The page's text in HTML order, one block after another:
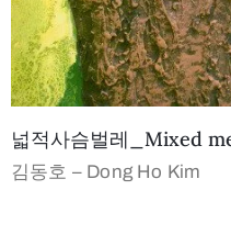
넓적사슴벌레_Mixed
김동호 – Dong Ho Kim